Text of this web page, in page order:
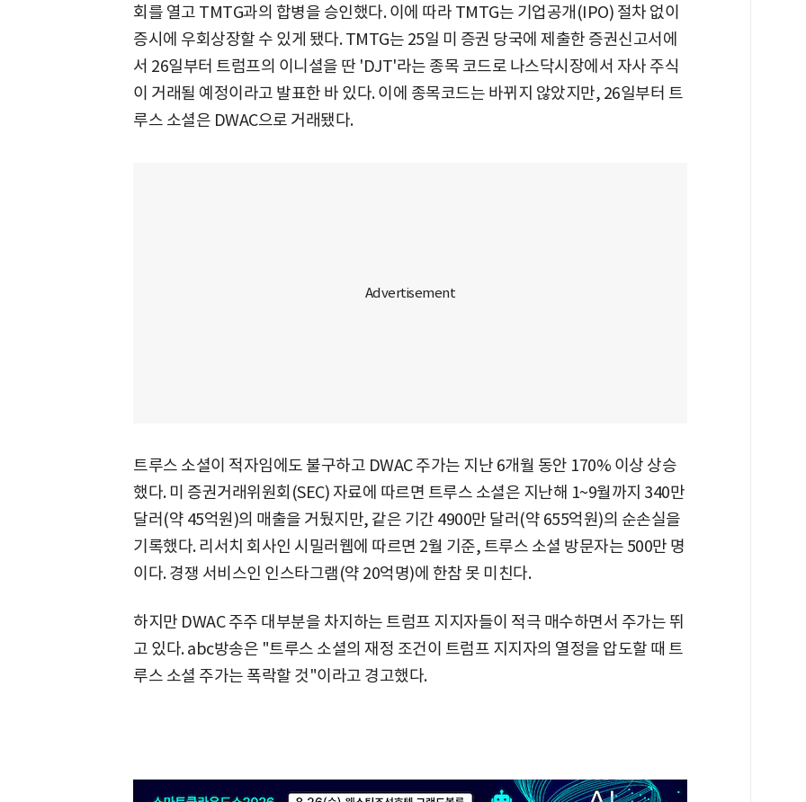
회를 열고 TMTG과의 합병을 승인했다. 이에 따라 TMTG는 기업공개(IPO) 절차 없이
증시에 우회상장할 수 있게 됐다. TMTG는 25일 미 증권 당국에 제출한 증권신고서에
서 26일부터 트럼프의 이니셜을 딴 'DJT'라는 종목 코드로 나스닥시장에서 자사 주식
이 거래될 예정이라고 발표한 바 있다. 이에 종목코드는 바뀌지 않았지만, 26일부터 트
루스 소셜은 DWAC으로 거래됐다.
트루스 소셜이 적자임에도 불구하고 DWAC 주가는 지난 6개월 동안 170% 이상 상승
했다. 미 증권거래위원회(SEC) 자료에 따르면 트루스 소셜은 지난해 1~9월까지 340만
달러(약 45억원)의 매출을 거뒀지만, 같은 기간 4900만 달러(약 655억원)의 순손실을
기록했다. 리서치 회사인 시밀러웹에 따르면 2월 기준, 트루스 소셜 방문자는 500만 명
이다. 경쟁 서비스인 인스타그램(약 20억명)에 한참 못 미친다.
하지만 DWAC 주주 대부분을 차지하는 트럼프 지지자들이 적극 매수하면서 주가는 뛰
고 있다. abc방송은 "트루스 소셜의 재정 조건이 트럼프 지지자의 열정을 압도할 때 트
루스 소셜 주가는 폭락할 것"이라고 경고했다.